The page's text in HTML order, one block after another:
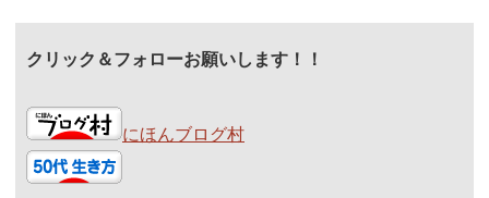
クリック＆フォローお願いします！！
にほんブログ村